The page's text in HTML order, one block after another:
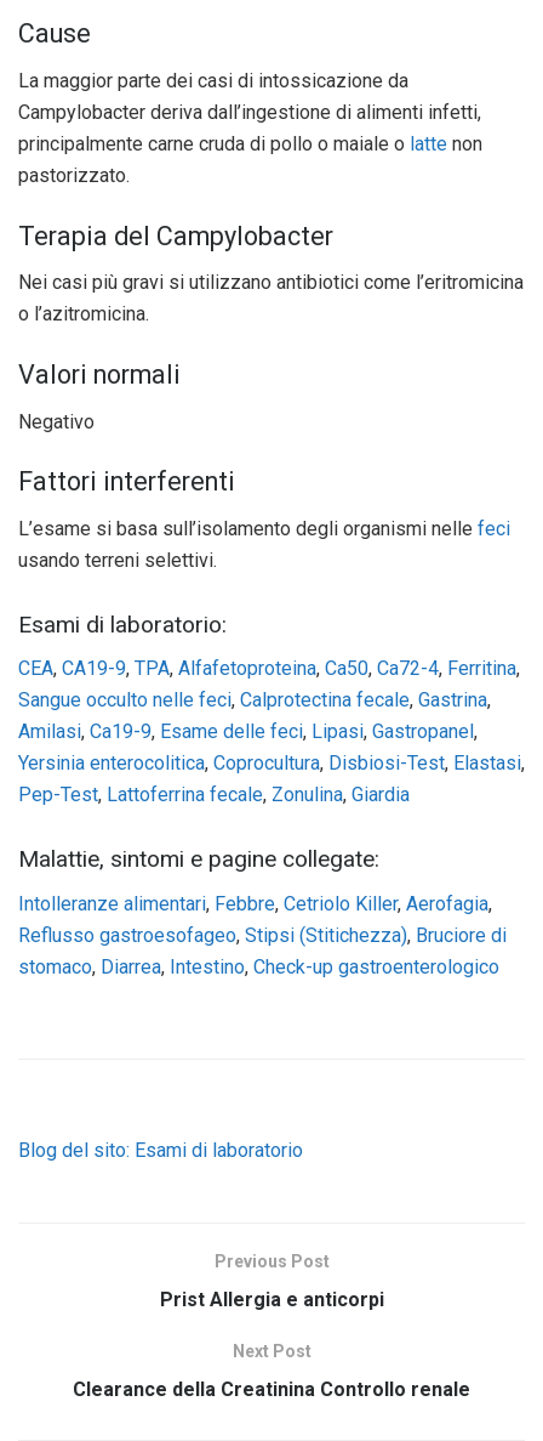
Cause
La maggior parte dei casi di intossicazione da
Campylobacter deriva dall’ingestione di alimenti infetti,
principalmente carne cruda di pollo o maiale o latte non
pastorizzato.
Terapia del Campylobacter
Nei casi più gravi si utilizzano antibiotici come l’eritromicina
o l’azitromicina.
Valori normali
Negativo
Fattori interferenti
L’esame si basa sull’isolamento degli organismi nelle feci
usando terreni selettivi.
Esami di laboratorio:
CEA, CA19-9, TPA, Alfafetoproteina, Ca50, Ca72-4, Ferritina,
Sangue occulto nelle feci, Calprotectina fecale, Gastrina,
Amilasi, Ca19-9, Esame delle feci, Lipasi, Gastropanel ,
Yersinia enterocolitica, Coprocultura, Disbiosi-Test, Elastasi,
Pep-Test, Lattoferrina fecale, Zonulina, Giardia
Malattie, sintomi e pagine collegate:
Intolleranze alimentari, Febbre, Cetriolo Killer, Aerofagia,
Reflusso gastroesofageo, Stipsi (Stitichezza), Bruciore di
stomaco, Diarrea, Intestino, Check-up gastroenterologico
Blog del sito: Esami di laboratorio
Previous Post
Prist Allergia e anticorpi
Next Post
Clearance della Creatinina Controllo renale